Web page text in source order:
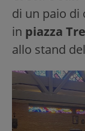
di un paio di
in piazza
allo stand